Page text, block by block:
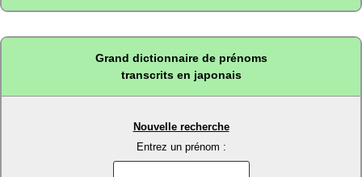
Grand dictionnaire de prénoms
transcrits en japonais
Nouvelle recherche
Entrez un prénom :